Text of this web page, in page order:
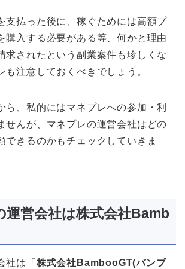
支払った後に、稼ぐためには高額プ
購入する必要がある等、何かと理由
求されたという副業案件も珍しくな
も注意しておくべきでしょう。
ら、私的にはマネプレへの参加・利
せんが、マネプレの運営会社はどの
できるのかもチェックしていきま
運営会社は株式会社Bamb
社は「 株式会社BambooGT(バンブ